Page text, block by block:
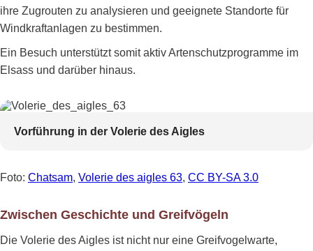
ihre Zugrouten zu analysieren und geeignete Standorte für
Windkraftanlagen zu bestimmen.
Ein Besuch unterstützt somit aktiv Artenschutzprogramme im
Elsass und darüber hinaus.
Vorführung in der Volerie des Aigles
Foto: Chatsam, Volerie des aigles 63, CC BY-SA 3.0
Zwischen Geschichte und Greifvögeln
Die Volerie des Aigles ist nicht nur eine Greifvogelwarte,